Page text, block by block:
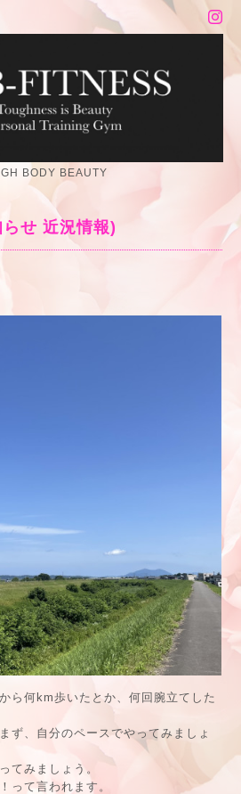
BODY BEAUTY
せ 近況情報)
ら何km歩いたとか、何回腕立てした
ず、自分のペースでやってみましょ
てみましょう。
って言われます。